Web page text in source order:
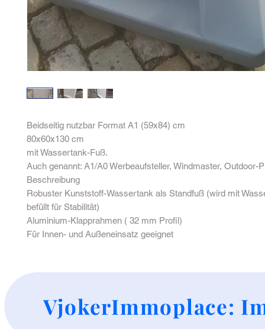
Beidseitig nutzbar Format A1 (59x84) cm
80x60x130 cm
mit Wassertank-Fuß.
Auch genannt: A1/A0 Werbeaufsteller, Windmaster, Outdoor-
Beschreibung
Robuster Kunststoff-Wassertank als Standfuß (wird mit
befüllt für Stabilität)
Aluminium-Klapprahmen ( 32 mm Profil)
Für Innen- und Außeneinsatz geeignet
VjokerImmoplace: